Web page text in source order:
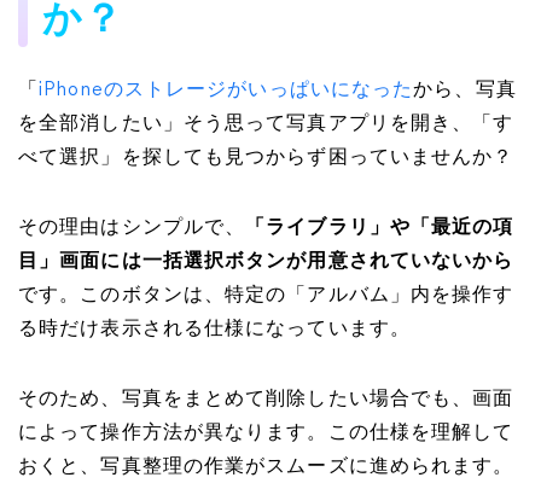
か？
「iPhoneのストレージがいっぱいになったから、写真
を全部消したい」そう思って写真アプリを開き、「す
べて選択」を探しても見つからず困っていませんか？
その理由はシンプルで、
「ライブラリ」や「最近の項
目」画面には一括選択ボタンが用意されていないから
です。このボタンは、特定の「アルバム」内を操作す
る時だけ表示される仕様になっています。
そのため、写真をまとめて削除したい場合でも、画面
によって操作方法が異なります。この仕様を理解して
おくと、写真整理の作業がスムーズに進められます。